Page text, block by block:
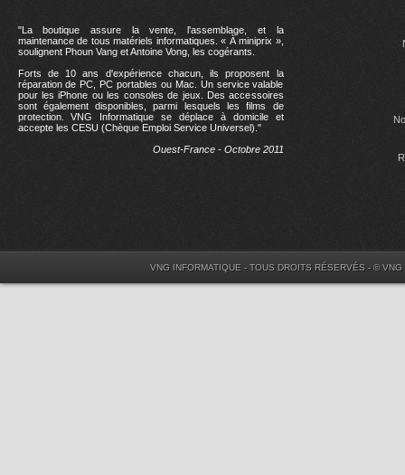
"La boutique assure la vente, l'assemblage, et la
maintenance de tous matériels informatiques. « À miniprix »,
soulignent Phoun Vang et Antoine Vong, les cogérants.
Forts de 10 ans d'expérience chacun, ils proposent la
réparation de PC, PC portables ou Mac. Un service valable
pour les iPhone ou les consoles de jeux. Des accessoires
sont également disponibles, parmi lesquels les films de
protection. VNG Informatique se déplace à domicile et
accepte les CESU (Chèque Emploi Service Universel)."
Ouest-France - Octobre 2011
VNG INFORMATIQUE - TOUS DROITS RÉSERVÉS - ©